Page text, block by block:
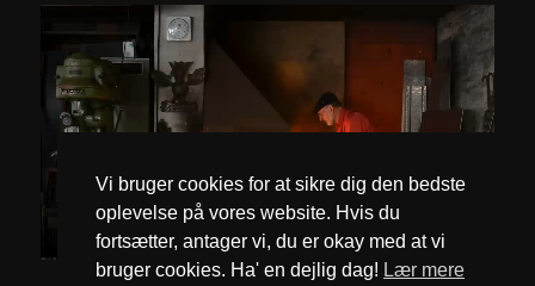
Vi bruger cookies for at sikre dig den bedste
oplevelse på vores website. Hvis du
fortsætter, antager vi, du er okay med at vi
bruger cookies. Ha' en dejlig dag! Lær mere